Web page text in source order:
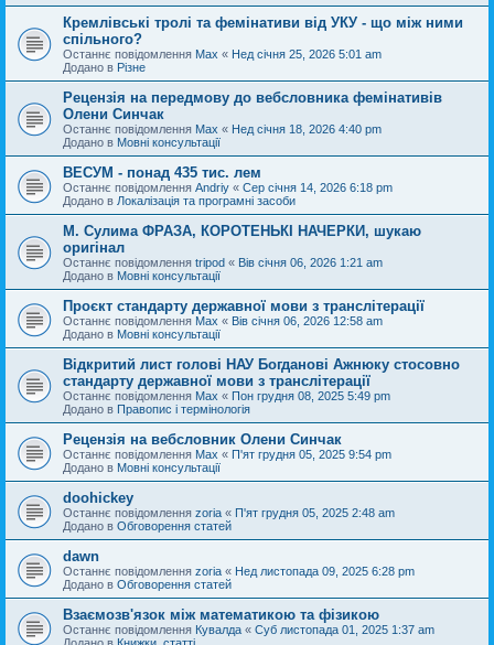
Кремлівські тролі та фемінативи від УКУ - що між ними
спільного?
Останнє повідомлення Max « Нед січня 25, 2026 5:01 am
Додано в Різне
Рецензія на передмову до вебсловника фемінативів
Олени Синчак
Останнє повідомлення Max « Нед січня 18, 2026 4:40 pm
Додано в Мовні консультації
ВЕСУМ - понад 435 тис. лем
Останнє повідомлення Andriy « Сер січня 14, 2026 6:18 pm
Додано в Локалізація та програмні засоби
М. Сулима ФРАЗА, КОРОТЕНЬКІ НАЧЕРКИ, шукаю
оригінал
Останнє повідомлення tripod « Вів січня 06, 2026 1:21 am
Додано в Мовні консультації
Проєкт стандарту державної мови з транслітерації
Останнє повідомлення Max « Вів січня 06, 2026 12:58 am
Додано в Мовні консультації
Відкритий лист голові НАУ Богданові Ажнюку стосовно
стандарту державної мови з транслітерації
Останнє повідомлення Max « Пон грудня 08, 2025 5:49 pm
Додано в Правопис і термінологія
Рецензія на вебсловник Олени Синчак
Останнє повідомлення Max « П'ят грудня 05, 2025 9:54 pm
Додано в Мовні консультації
doohickey
Останнє повідомлення zoria « П'ят грудня 05, 2025 2:48 am
Додано в Обговорення статей
dawn
Останнє повідомлення zoria « Нед листопада 09, 2025 6:28 pm
Додано в Обговорення статей
Взаємозв'язок між математикою та фізикою
Останнє повідомлення Кувалда « Суб листопада 01, 2025 1:37 am
Додано в Книжки, статті